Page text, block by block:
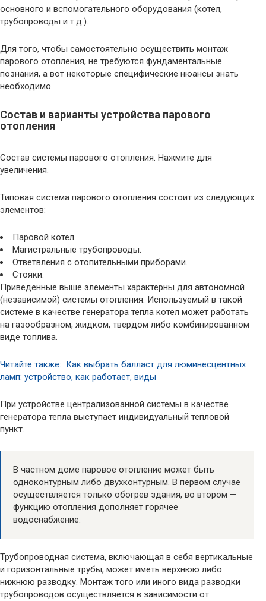
основного и вспомогательного оборудования (котел,
трубопроводы и т.д.).
Для того, чтобы самостоятельно осуществить монтаж
парового отопления, не требуются фундаментальные
познания, а вот некоторые специфические нюансы знать
необходимо.
Состав и варианты устройства парового
отопления
Состав системы парового отопления. Нажмите для
увеличения.
Типовая система парового отопления состоит из следующих
элементов:
Паровой котел.
Магистральные трубопроводы.
Ответвления с отопительными приборами.
Стояки.
Приведенные выше элементы характерны для автономной
(независимой) системы отопления. Используемый в такой
системе в качестве генератора тепла котел может работать
на газообразном, жидком, твердом либо комбинированном
виде топлива.
Читайте также: Как выбрать балласт для люминесцентных
ламп: устройство, как работает, виды
При устройстве централизованной системы в качестве
генератора тепла выступает индивидуальный тепловой
пункт.
В частном доме паровое отопление может быть
одноконтурным либо двухконтурным. В первом случае
осуществляется только обогрев здания, во втором —
функцию отопления дополняет горячее
водоснабжение.
Трубопроводная система, включающая в себя вертикальные
и горизонтальные трубы, может иметь верхнюю либо
нижнюю разводку. Монтаж того или иного вида разводки
трубопроводов осуществляется в зависимости от